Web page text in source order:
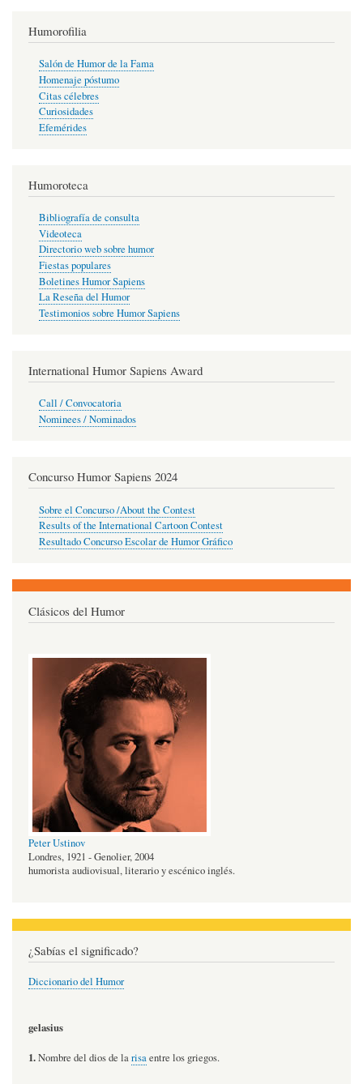
Humorofilia
Salón de Humor de la Fama
Homenaje póstumo
Citas célebres
Curiosidades
Efemérides
Humoroteca
Bibliografía de consulta
Videoteca
Directorio web sobre humor
Fiestas populares
Boletines Humor Sapiens
La Reseña del Humor
Testimonios sobre Humor Sapiens
International Humor Sapiens Award
Call / Convocatoria
Nominees / Nominados
Concurso Humor Sapiens 2024
Sobre el Concurso /About the Contest
Results of the International Cartoon Contest
Resultado Concurso Escolar de Humor Gráfico
Clásicos del Humor
Peter Ustinov
Londres, 1921 - Genolier, 2004
humorista audiovisual, literario y escénico inglés.
¿Sabías el significado?
Diccionario del Humor
gelasius
1.Nombre del dios de larisaentre los griegos.